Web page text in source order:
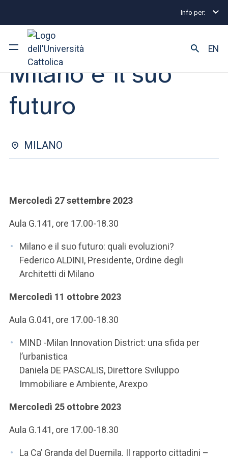
Info per:
Ateneo
Corsi di studio
Ricerca
Facoltà e campus
ACCEDI ALLA MAIL ICATT
SEI UN DOCENTE O UN MEMBRO DELLO STAFF
ACCEDI A CLOUDMAIL
EN
Eventi Milano Milano e il suo futuro
CICLO DI INCONTRI | 11 OTTOBRE 2023
Milano e il suo
futuro
MILANO
Mercoledì 27 settembre 2023
Aula G.141, ore 17.00-18.30
Milano e il suo futuro: quali evoluzioni?
Federico ALDINI, Presidente, Ordine degli
Architetti di Milano
Mercoledì 11 ottobre 2023
Aula G.041, ore 17.00-18.30
MIND -Milan Innovation District: una sfida per
l’urbanistica
Daniela DE PASCALIS, Direttore Sviluppo
Immobiliare e Ambiente, Arexpo
Mercoledì 25 ottobre 2023
Aula G.141, ore 17.00-18.30
La Ca’ Granda del Duemila. Il rapporto cittadini –